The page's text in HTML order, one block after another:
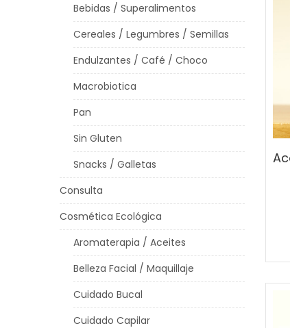
Bebidas / Superalimentos
Cereales / Legumbres / Semillas
Endulzantes / Café / Choco
Macrobiotica
Pan
Sin Gluten
Snacks / Galletas
Consulta
Cosmética Ecológica
Aromaterapia / Aceites
Belleza Facial / Maquillaje
Cuidado Bucal
Cuidado Capilar